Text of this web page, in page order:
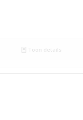
Toon details